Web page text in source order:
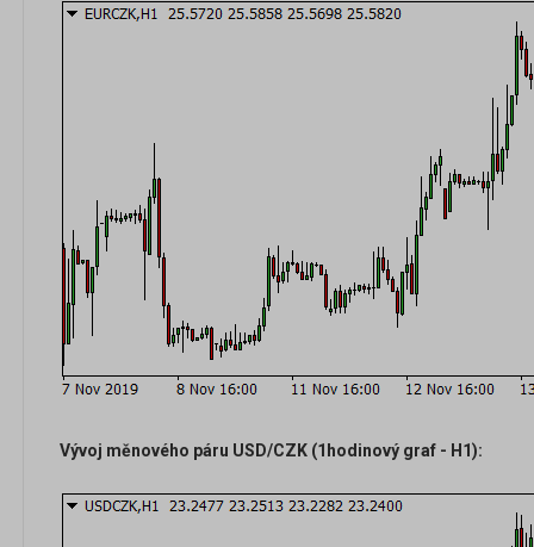
Vývoj měnového páru USD/CZK (1hodinový graf - H1):